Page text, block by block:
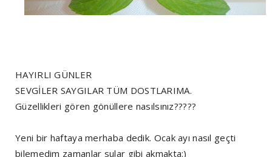
HAYIRLI GÜNLER
SEVGİLER SAYGILAR TÜM DOSTLARIMA.
Güzellikleri gören gönüllere nasılsınız?????
Yeni bir haftaya merhaba dedik. Ocak ayı nasıl geçti
bilemedim zamanlar sular gibi akmakta:)